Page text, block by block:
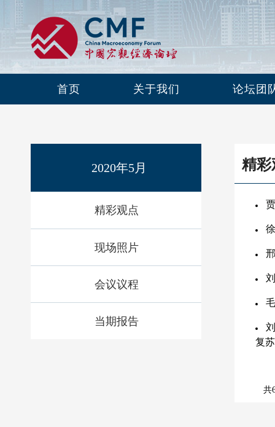
首页 关于我们 论坛团
2020年5月
精彩观点
现场照片
会议议程
当期报告
精彩
复苏
共